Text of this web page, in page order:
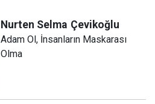
Nurten Selma Çevikoğlu
Adam Ol, İnsanların Maskarası
Olma